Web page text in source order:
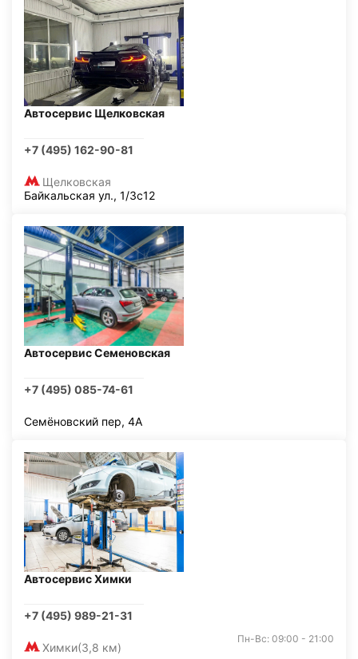
Автосервис Щелковская
+7 (495) 162-90-81
Щелковская
Байкальская ул., 1/3с12
Автосервис Семеновская
+7 (495) 085-74-61
Семёновский пер, 4А
Автосервис Химки
+7 (495) 989-21-31
Химки(3,8 км)
Пн-Вс: 09:00 - 21:00